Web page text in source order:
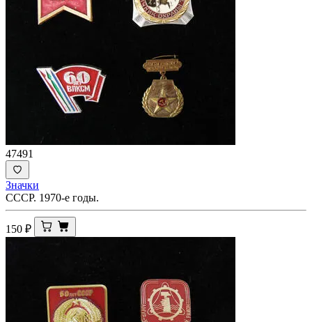
47491
Значки
СССР. 1970-е годы.
150 ₽